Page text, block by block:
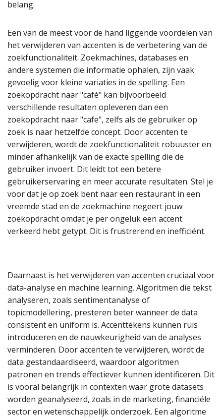
belang.
Een van de meest voor de hand liggende voordelen van
het verwijderen van accenten is de verbetering van de
zoekfunctionaliteit. Zoekmachines, databases en
andere systemen die informatie ophalen, zijn vaak
gevoelig voor kleine variaties in de spelling. Een
zoekopdracht naar "café" kan bijvoorbeeld
verschillende resultaten opleveren dan een
zoekopdracht naar "cafe", zelfs als de gebruiker op
zoek is naar hetzelfde concept. Door accenten te
verwijderen, wordt de zoekfunctionaliteit robuuster en
minder afhankelijk van de exacte spelling die de
gebruiker invoert. Dit leidt tot een betere
gebruikerservaring en meer accurate resultaten. Stel je
voor dat je op zoek bent naar een restaurant in een
vreemde stad en de zoekmachine negeert jouw
zoekopdracht omdat je per ongeluk een accent
verkeerd hebt getypt. Dit is frustrerend en inefficiënt.
Daarnaast is het verwijderen van accenten cruciaal voor
data-analyse en machine learning. Algoritmen die tekst
analyseren, zoals sentimentanalyse of
topicmodellering, presteren beter wanneer de data
consistent en uniform is. Accenttekens kunnen ruis
introduceren en de nauwkeurigheid van de analyses
verminderen. Door accenten te verwijderen, wordt de
data gestandaardiseerd, waardoor algoritmen
patronen en trends effectiever kunnen identificeren. Dit
is vooral belangrijk in contexten waar grote datasets
worden geanalyseerd, zoals in de marketing, financiële
sector en wetenschappelijk onderzoek. Een algoritme